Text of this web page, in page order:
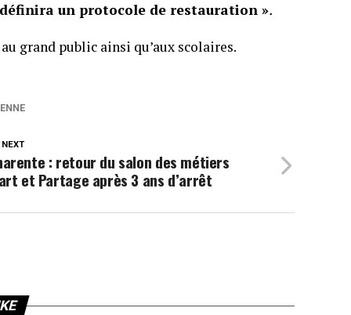
un protocole de restauration ».
grand public ainsi qu’aux scolaires.
NEXT
: retour du salon des métiers
et Partage après 3 ans d’arrêt